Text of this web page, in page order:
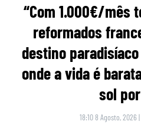
“Com 1.000€/mês
reformados
destino
onde a vida é
sol
18:10 8 Agosto, 2026 |